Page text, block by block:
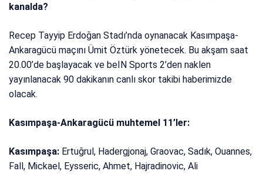
kanalda?
Recep Tayyip Erdoğan Stadı’nda oynanacak Kasımpaşa-
Ankaragücü maçını Ümit Öztürk yönetecek. Bu akşam saat
20.00’de başlayacak ve beIN Sports 2’den naklen
yayınlanacak 90 dakikanın canlı skor takibi haberimizde
olacak.
Kasımpaşa-Ankaragücü muhtemel 11’ler:
Kasımpaşa: Ertuğrul, Hadergjonaj, Graovac, Sadık, Ouannes,
Fall, Mickael, Eysseric, Ahmet, Hajradinovic, Ali